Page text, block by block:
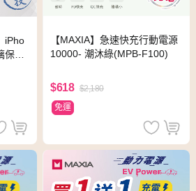
iPho
護
【MAXIA】急速快充行動電源
10000- 潮沐綠(MPB-F100)
$618 $2,180
免運